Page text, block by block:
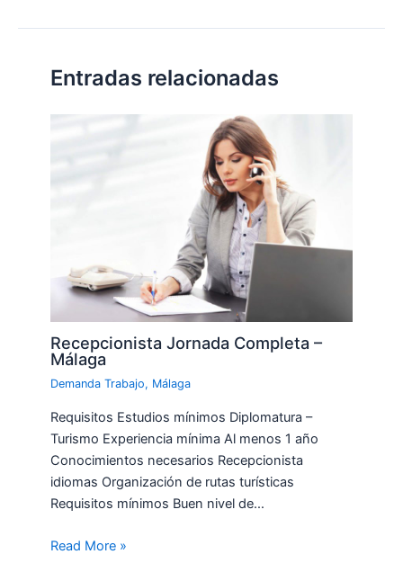
Entradas relacionadas
Recepcionista Jornada Completa –
Málaga
Demanda Trabajo, Málaga
Requisitos Estudios mínimos Diplomatura –
Turismo Experiencia mínima Al menos 1 año
Conocimientos necesarios Recepcionista
idiomas Organización de rutas turísticas
Requisitos mínimos Buen nivel de…
Read More »